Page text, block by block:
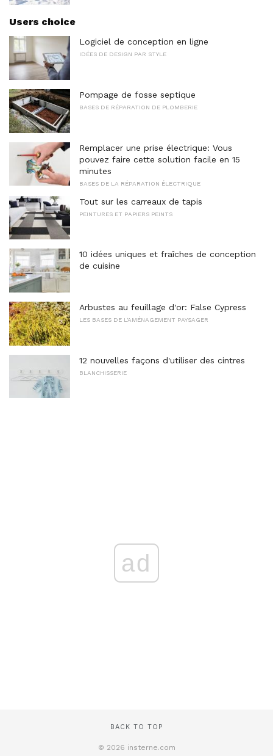
Users choice
Logiciel de conception en ligne
IDÉES DE DESIGN PAR STYLE
Pompage de fosse septique
BASES DE RÉPARATION DE PLOMBERIE
Remplacer une prise électrique: Vous
pouvez faire cette solution facile en 15
minutes
BASES DE LA RÉPARATION ÉLECTRIQUE
Tout sur les carreaux de tapis
PEINTURES ET PAPIERS PEINTS
10 idées uniques et fraîches de conception
de cuisine
Arbustes au feuillage d'or: False Cypress
LES BASES DE L'AMÉNAGEMENT PAYSAGER
12 nouvelles façons d'utiliser des cintres
BLANCHISSERIE
ad
BACK TO TOP
© 2026 insterne.com